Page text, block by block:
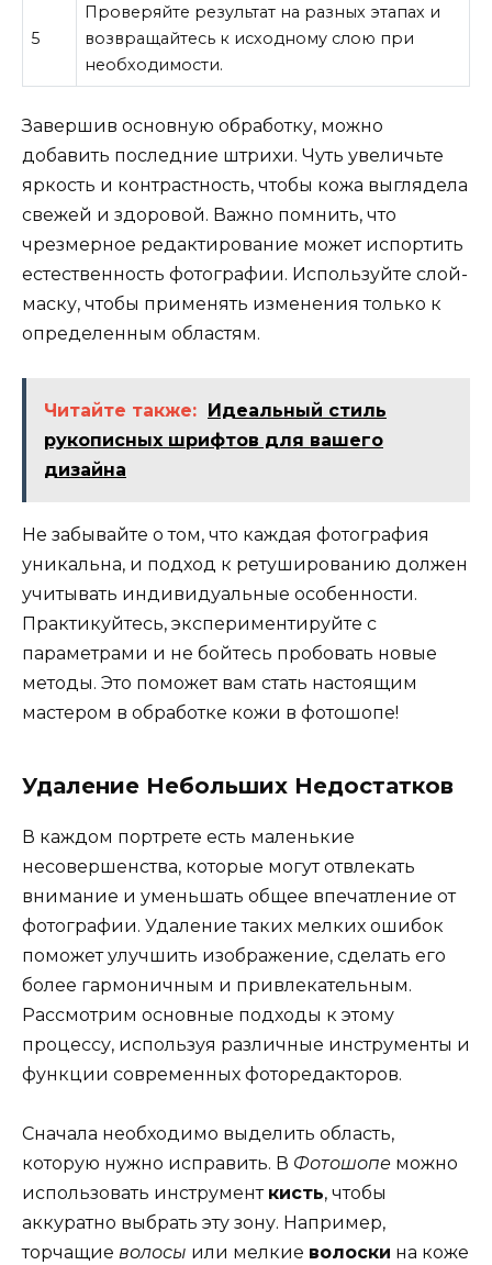
5
Проверяйте результат на разных этапах и
возвращайтесь к исходному слою при
необходимости.
Завершив основную обработку, можно
добавить последние штрихи. Чуть увеличьте
яркость и контрастность, чтобы кожа выглядела
свежей и здоровой. Важно помнить, что
чрезмерное редактирование может испортить
естественность фотографии. Используйте слой-
маску, чтобы применять изменения только к
определенным областям.
Читайте также: Идеальный стиль
рукописных шрифтов для вашего
дизайна
Не забывайте о том, что каждая фотография
уникальна, и подход к ретушированию должен
учитывать индивидуальные особенности.
Практикуйтесь, экспериментируйте с
параметрами и не бойтесь пробовать новые
методы. Это поможет вам стать настоящим
мастером в обработке кожи в фотошопе!
Удаление Небольших Недостатков
В каждом портрете есть маленькие
несовершенства, которые могут отвлекать
внимание и уменьшать общее впечатление от
фотографии. Удаление таких мелких ошибок
поможет улучшить изображение, сделать его
более гармоничным и привлекательным.
Рассмотрим основные подходы к этому
процессу, используя различные инструменты и
функции современных фоторедакторов.
Сначала необходимо выделить область,
которую нужно исправить. В Фотошопе можно
использовать инструмент кисть, чтобы
аккуратно выбрать эту зону. Например,
торчащие волосы или мелкие волоски на коже